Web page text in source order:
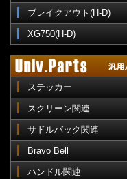
ブレイクアウト(H-D)
XG750(H-D)
ステッカー
スクリーン関連
サドルバック関連
Bravo Bell
ハンドル関連